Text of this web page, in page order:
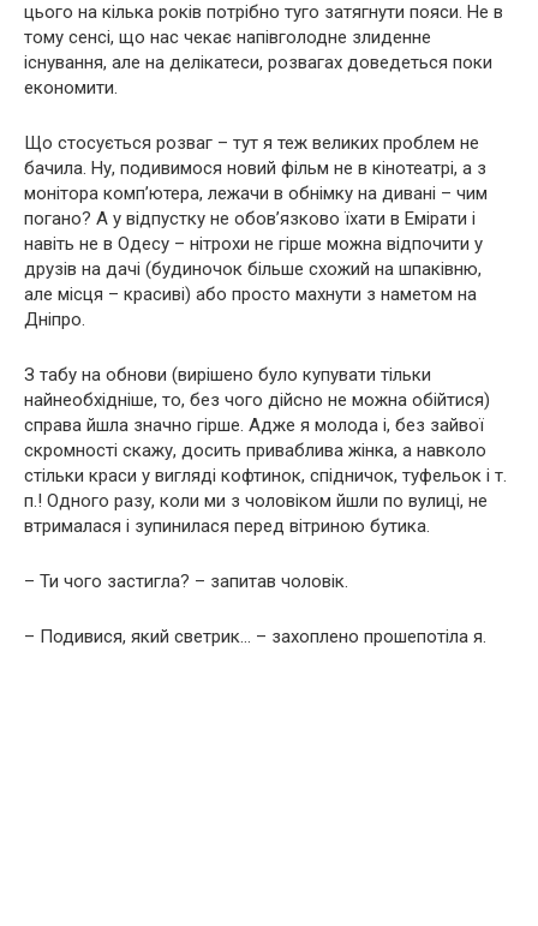
цього на кілька років потрібно туго затягнути пояси. Не в
тому сенсі, що нас чекає напівголодне злиденне
існування, але на делікатеси, розвагах доведеться поки
економити.
Що стосується розваг – тут я теж великих проблем не
бачила. Ну, подивимося новий фільм не в кінотеатрі, а з
монітора комп’ютера, лежачи в обнімку на дивані – чим
погано? А у відпустку не обов’язково їхати в Емірати і
навіть не в Одесу – нітрохи не гірше можна відпочити у
друзів на дачі (будиночок більше схожий на шпаківню,
але місця – красиві) або просто махнути з наметом на
Дніпро.
З табу на обнови (вирішено було купувати тільки
найнеобхідніше, то, без чого дійсно не можна обійтися)
справа йшла значно гірше. Адже я молода і, без зайвої
скромності скажу, досить приваблива жінка, а навколо
стільки краси у вигляді кофтинок, спідничок, туфельок і т.
п.! Одного разу, коли ми з чоловіком йшли по вулиці, не
втрималася і зупинилася перед вітриною бутика.
– Ти чого застигла? – запитав чоловік.
– Подивися, який светрик… – захоплено прошепотіла я.